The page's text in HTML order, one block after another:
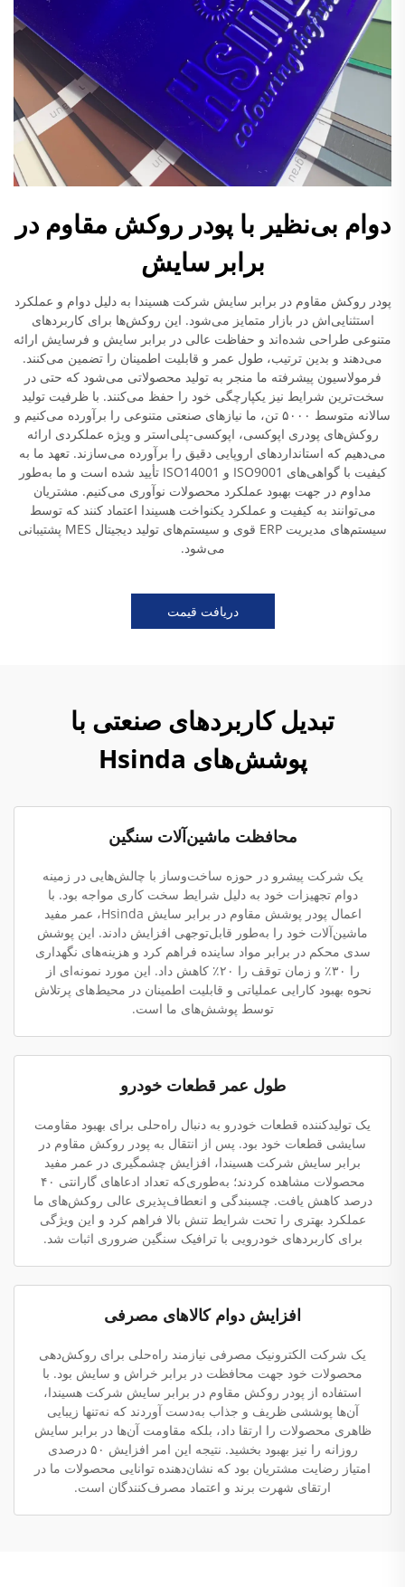
دوام بی‌نظیر با پودر روکش مقاوم در
برابر سایش
پودر روکش مقاوم در برابر سایش شرکت هسیندا به دلیل دوام و عملکرد
استثنایی‌اش در بازار متمایز می‌شود. این روکش‌ها برای کاربردهای
متنوعی طراحی شده‌اند و حفاظت عالی در برابر سایش و فرسایش ارائه
می‌دهند و بدین ترتیب، طول عمر و قابلیت اطمینان را تضمین می‌کنند.
فرمولاسیون پیشرفته ما منجر به تولید محصولاتی می‌شود که حتی در
سخت‌ترین شرایط نیز یکپارچگی خود را حفظ می‌کنند. با ظرفیت تولید
سالانه متوسط ۵۰۰۰ تن، ما نیازهای صنعتی متنوعی را برآورده می‌کنیم و
روکش‌های پودری اپوکسی، اپوکسی-پلی‌استر و ویژه عملکردی ارائه
می‌دهیم که استانداردهای اروپایی دقیق را برآورده می‌سازند. تعهد ما به
کیفیت با گواهی‌های ISO9001 و ISO14001 تأیید شده است و ما به‌طور
مداوم در جهت بهبود عملکرد محصولات نوآوری می‌کنیم. مشتریان
می‌توانند به کیفیت و عملکرد یکنواخت هسیندا اعتماد کنند که توسط
سیستم‌های مدیریت ERP قوی و سیستم‌های تولید دیجیتال MES پشتیبانی
می‌شود.
دریافت قیمت
تبدیل کاربردهای صنعتی با
پوشش‌های Hsinda
محافظت ماشین‌آلات سنگین
یک شرکت پیشرو در حوزه ساخت‌وساز با چالش‌هایی در زمینه
دوام تجهیزات خود به دلیل شرایط سخت کاری مواجه بود. با
اعمال پودر پوشش مقاوم در برابر سایش Hsinda، عمر مفید
ماشین‌آلات خود را به‌طور قابل‌توجهی افزایش دادند. این پوشش
سدی محکم در برابر مواد ساینده فراهم کرد و هزینه‌های نگهداری
را ۳۰٪ و زمان توقف را ۲۰٪ کاهش داد. این مورد نمونه‌ای از
نحوه بهبود کارایی عملیاتی و قابلیت اطمینان در محیط‌های پرتلاش
توسط پوشش‌های ما است.
طول عمر قطعات خودرو
یک تولیدکننده قطعات خودرو به دنبال راه‌حلی برای بهبود مقاومت
سایشی قطعات خود بود. پس از انتقال به پودر روکش مقاوم در
برابر سایش شرکت هسیندا، افزایش چشمگیری در عمر مفید
محصولات مشاهده کردند؛ به‌طوری‌که تعداد ادعاهای گارانتی ۴۰
درصد کاهش یافت. چسبندگی و انعطاف‌پذیری عالی روکش‌های ما
عملکرد بهتری را تحت شرایط تنش بالا فراهم کرد و این ویژگی
برای کاربردهای خودرویی با ترافیک سنگین ضروری اثبات شد.
افزایش دوام کالاهای مصرفی
یک شرکت الکترونیک مصرفی نیازمند راه‌حلی برای روکش‌دهی
محصولات خود جهت محافظت در برابر خراش و سایش بود. با
استفاده از پودر روکش مقاوم در برابر سایش شرکت هسیندا،
آن‌ها پوششی ظریف و جذاب به‌دست آوردند که نه‌تنها زیبایی
ظاهری محصولات را ارتقا داد، بلکه مقاومت آن‌ها در برابر سایش
روزانه را نیز بهبود بخشید. نتیجه این امر افزایش ۵۰ درصدی
امتیاز رضایت مشتریان بود که نشان‌دهنده توانایی محصولات ما در
ارتقای شهرت برند و اعتماد مصرف‌کنندگان است.